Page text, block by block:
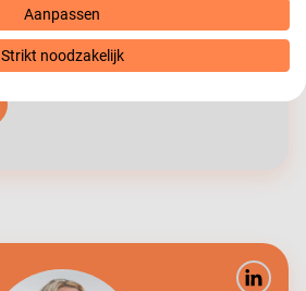
LinkedIn
Aanpassen
Strikt noodzakelijk